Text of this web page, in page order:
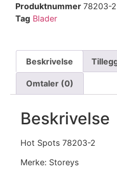
Produktnummer 78203-2
Tag Blader
Beskrivelse
Omtaler (0)
Beskrivelse
Hot Spots 78203-2
Merke: Storeys